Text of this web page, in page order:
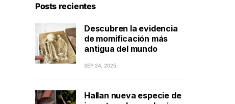
Posts recientes
Descubren la evidencia
de momificación más
antigua del mundo
SEP 24, 2025
Hallan nueva especie de